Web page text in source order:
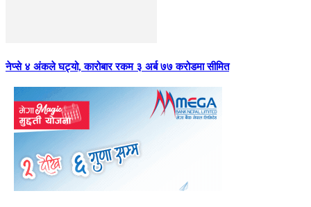
नेप्से ४ अंकले घट्यो, कारोबार रकम ३ अर्ब ७७ करोडमा सीमित